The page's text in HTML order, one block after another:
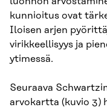
kunnioitus ovat
Iloisen arjen
virikkeellisyys ja
ytimessä.
Seuraava
arvokartta (kuvio 3)